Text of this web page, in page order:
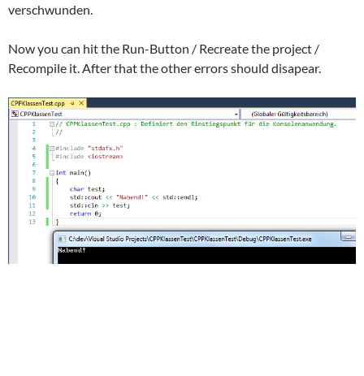
verschwunden.
Now you can hit the Run-Button / Recreate the project /
Recompile it. After that the other errors should disapear.